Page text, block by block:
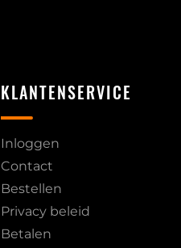
KLANTENSERVICE
Inloggen
Contact
Bestellen
Privacy beleid
Betalen